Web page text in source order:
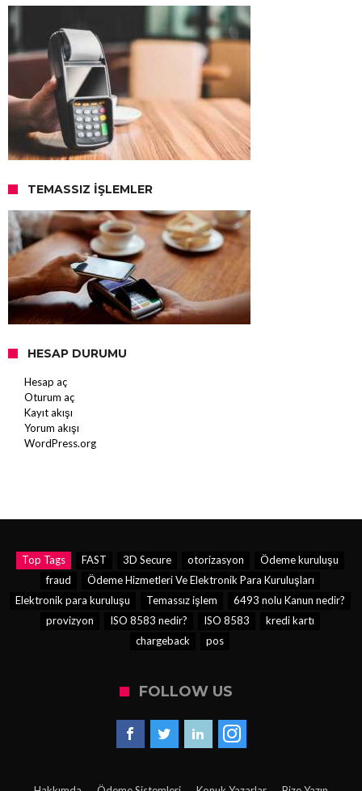
TEMASSIZ İŞLEMLER
HESAP DURUMU
Hesap aç
Oturum aç
Kayıt akışı
Yorum akışı
WordPress.org
Top Tags FAST 3D Secure otorizasyon
Ödeme kuruluşu
fraud
Ödeme Hizmetleri Ve Elektronik Para Kuruluşları
Elektronik para kuruluşu
Temassız işlem
6493 nolu Kanun nedir?
provizyon
ISO 8583 nedir? ISO 8583
kredi kartı
chargeback
pos
FOLLOW US